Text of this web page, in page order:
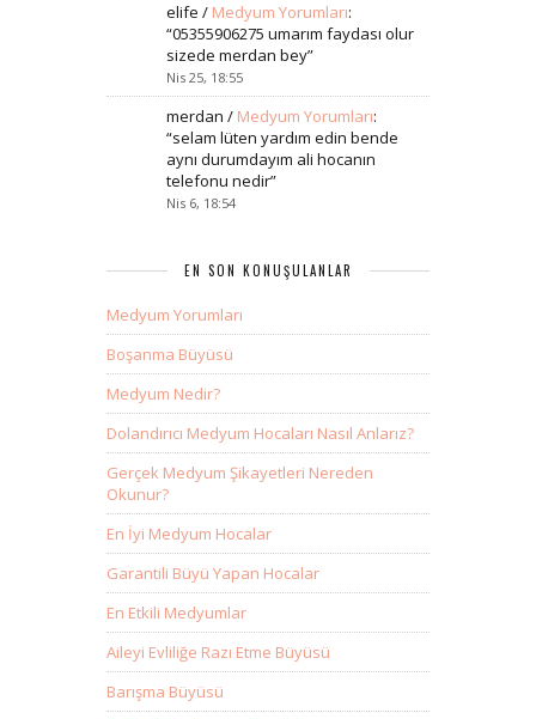
elife / Medyum Yorumları:
“05355906275 umarım faydası olur
sizede merdan bey”
Nis 25, 18:55
merdan / Medyum Yorumları:
“selam lüten yardım edin bende
aynı durumdayım ali hocanın
telefonu nedir”
Nis 6, 18:54
EN SON KONUŞULANLAR
Medyum Yorumları
Boşanma Büyüsü
Medyum Nedir?
Dolandırıcı Medyum Hocaları Nasıl Anlarız?
Gerçek Medyum Şikayetleri Nereden
Okunur?
En İyi Medyum Hocalar
Garantili Büyü Yapan Hocalar
En Etkili Medyumlar
Aileyi Evliliğe Razı Etme Büyüsü
Barışma Büyüsü